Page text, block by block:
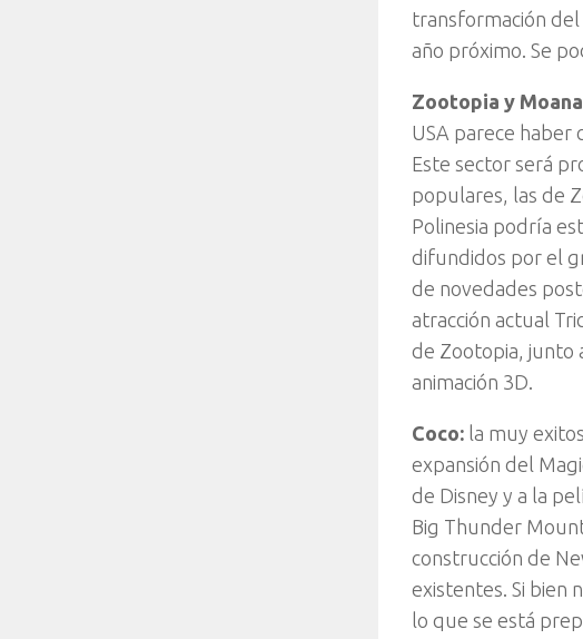
transformación del
año próximo. Se
Zootopia y
USA parece haber
Este sector será
populares, las de
Polinesia podría
difundidos por el
de novedades
atracción actual
de Zootopia, junto
animación 3D.
Coco: la muy
expansión del
de Disney y a la
Big Thunder
construcción de
existentes. Si bien
lo que se está